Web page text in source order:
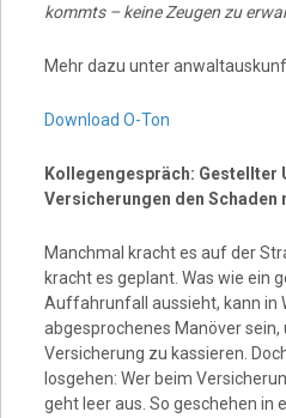
kommts – keine Zeugen zu
Mehr dazu unter
Download O-Ton
Kollegengespräch: Gestellter
Versicherungen den Schaden
Manchmal kracht es auf der
kracht es geplant. Was wie ein
Auffahrunfall aussieht, kann in
abgesprochenes Manöver sein,
Versicherung zu kassieren.
losgehen: Wer beim
geht leer aus. So geschehen in